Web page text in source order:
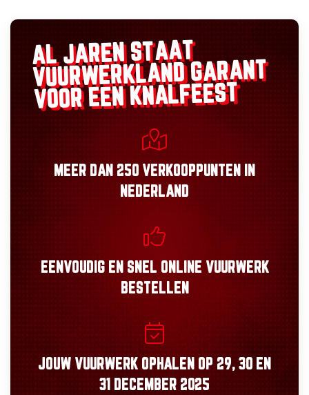
AL JAREN STAAT
VUURWERKLANDGARANT
VOOR EEN KNALFEEST
MEER DAN 250 VERKOOPPUNTEN
IN
NEDERLAND
EENVOUDIGEN SNEL ONLINE VUURWERK
BESTELLEN
JOUW VUURWERK OPHALEN OP 29, 30 EN
31 DECEMBER 2025